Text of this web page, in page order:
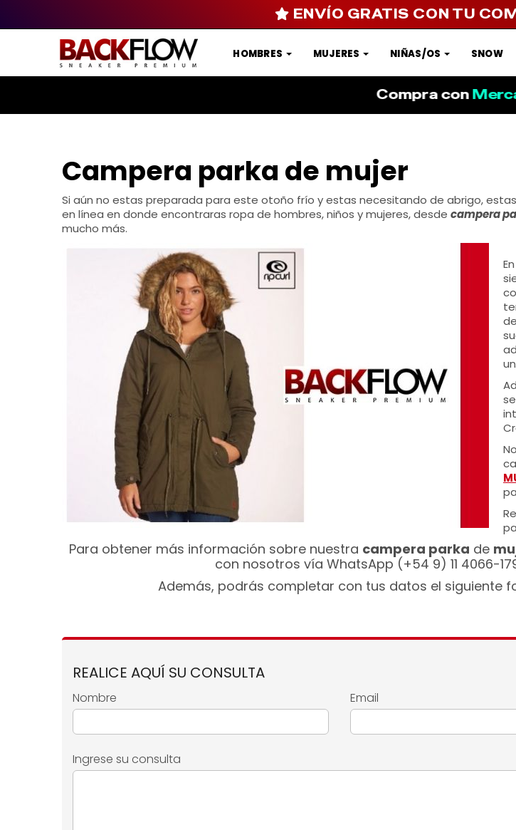
HOMBRES MUJERES NIÑAS/OS SNOW
ENVÍO GRATIS CON TU
Compra con
Campera parka de mujer
Si aún no estas preparada para este otoño frío y estas necesitando de abrigo,
en línea en donde encontraras ropa de hombres, niños y mujeres, desde campera
mucho más.
Para obtener más información sobre nuestra campera parka de
con nosotros vía WhatsApp (+54 9) 11 4066-
Además, podrás completar con tus datos el siguiente
REALICE AQUÍ SU CONSULTA
Nombre Email
Ingrese su consulta